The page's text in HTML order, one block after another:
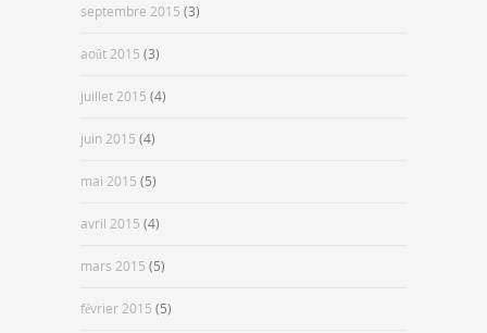
septembre 2015 (3)
août 2015 (3)
juillet 2015 (4)
juin 2015 (4)
mai 2015 (5)
avril 2015 (4)
mars 2015 (5)
février 2015 (5)